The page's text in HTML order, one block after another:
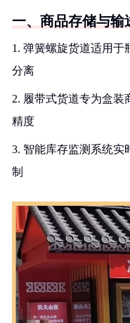
一、商品存储与输
1. 弹簧螺旋货道适用
分离
2. 履带式货道专为盒
精度
3. 智能库存监测系统实
制